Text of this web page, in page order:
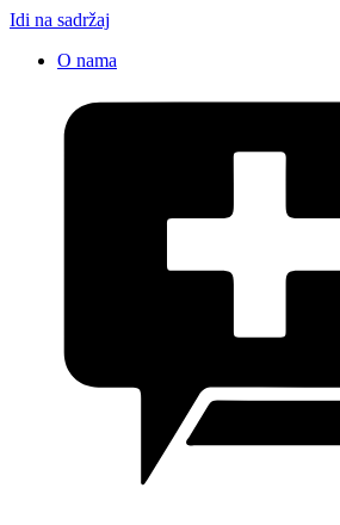
Idi na sadržaj
O nama